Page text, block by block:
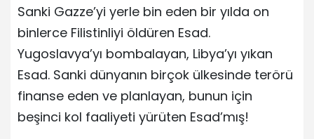
Sanki Gazze’yi yerle bin eden bir yılda on
binlerce Filistinliyi öldüren Esad.
Yugoslavya’yı bombalayan, Libya’yı yıkan
Esad. Sanki dünyanın birçok ülkesinde terörü
finanse eden ve planlayan, bunun için
beşinci kol faaliyeti yürüten Esad’mış!